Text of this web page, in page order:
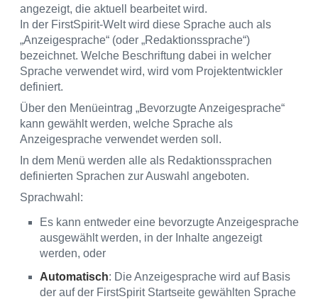
angezeigt, die aktuell bearbeitet wird.
In der FirstSpirit-Welt wird diese Sprache auch als
„Anzeigesprache“ (oder „Redaktionssprache“)
bezeichnet. Welche Beschriftung dabei in welcher
Sprache verwendet wird, wird vom Projektentwickler
definiert.
Über den Menüeintrag „Bevorzugte Anzeigesprache“
kann gewählt werden, welche Sprache als
Anzeigesprache verwendet werden soll.
In dem Menü werden alle als Redaktionssprachen
definierten Sprachen zur Auswahl angeboten.
Sprachwahl:
Es kann entweder eine bevorzugte Anzeigesprache
ausgewählt werden, in der Inhalte angezeigt
werden, oder
Automatisch: Die Anzeigesprache wird auf Basis
der auf der FirstSpirit Startseite gewählten Sprache